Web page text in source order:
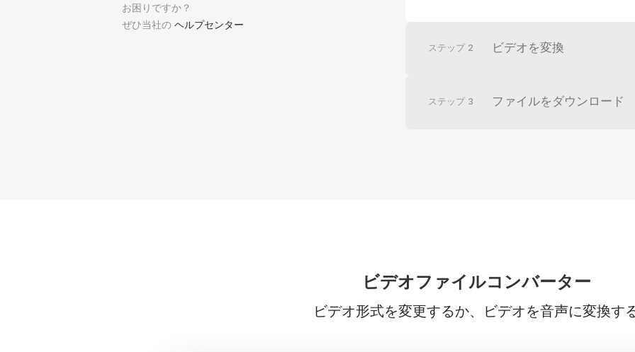
お困りですか？
ぜひ当社の ヘルプセンター
ステップ 2 ビデオを変換
ステップ 3 ファイルをダウンロード
ビデオファイルコンバーター
ビデオ形式を変更するか、ビデオを音声に変換す